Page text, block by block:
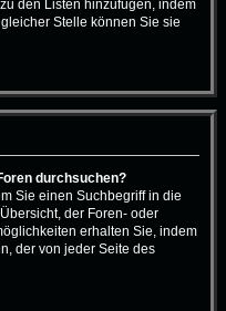
den Listen hinzufügen, indem
Stelle können Sie sie
durchsuchen?
Sie einen Suchbegriff in die
der Foren- oder
erhalten Sie, indem
der von jeder Seite des